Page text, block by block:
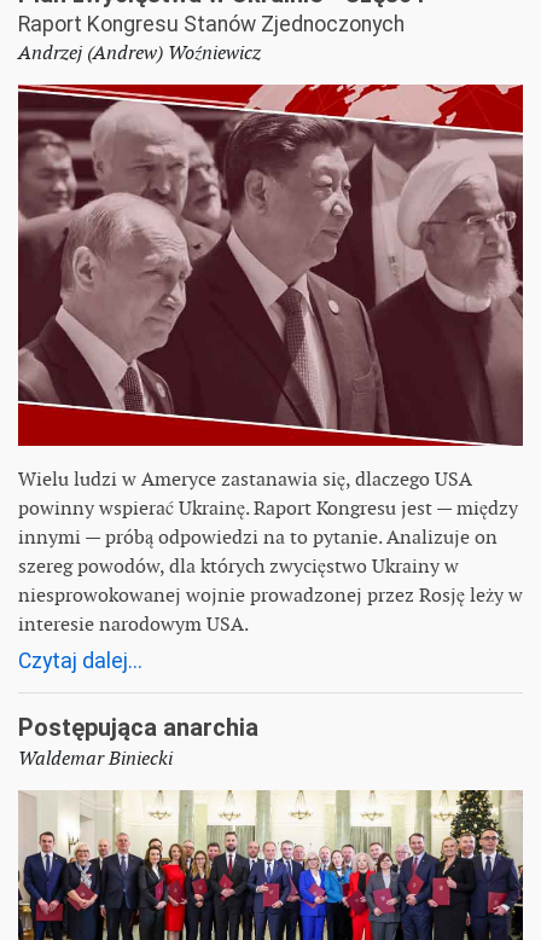
Raport Kongresu Stanów Zjednoczonych
Andrzej (Andrew) Woźniewicz
Wielu ludzi w Ameryce zastanawia się, dlaczego USA
powinny wspierać Ukrainę. Raport Kongresu jest — między
innymi — próbą odpowiedzi na to pytanie. Analizuje on
szereg powodów, dla których zwycięstwo Ukrainy w
niesprowokowanej wojnie prowadzonej przez Rosję leży w
interesie narodowym USA.
Czytaj dalej...
Postępująca anarchia
Waldemar Biniecki